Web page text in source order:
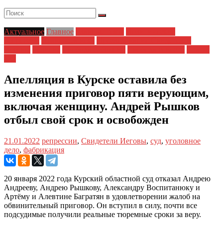
Актуальное Главное
Апелляция в Курске оставила без
изменения приговор пяти верующим,
включая женщину. Андрей Рышков
отбыл свой срок и освобожден
21.01.2022 репрессии, Свидетели Иеговы, суд, уголовное
дело, фабрикация
20 января 2022 года Курский областной суд отказал Андрею
Андрееву, Андрею Рышкову, Александру Воспитанюку и
Артёму и Алевтине Багратян в удовлетворении жалоб на
обвинительный приговор. Он вступил в силу, почти все
подсудимые получили реальные тюремные сроки за веру.